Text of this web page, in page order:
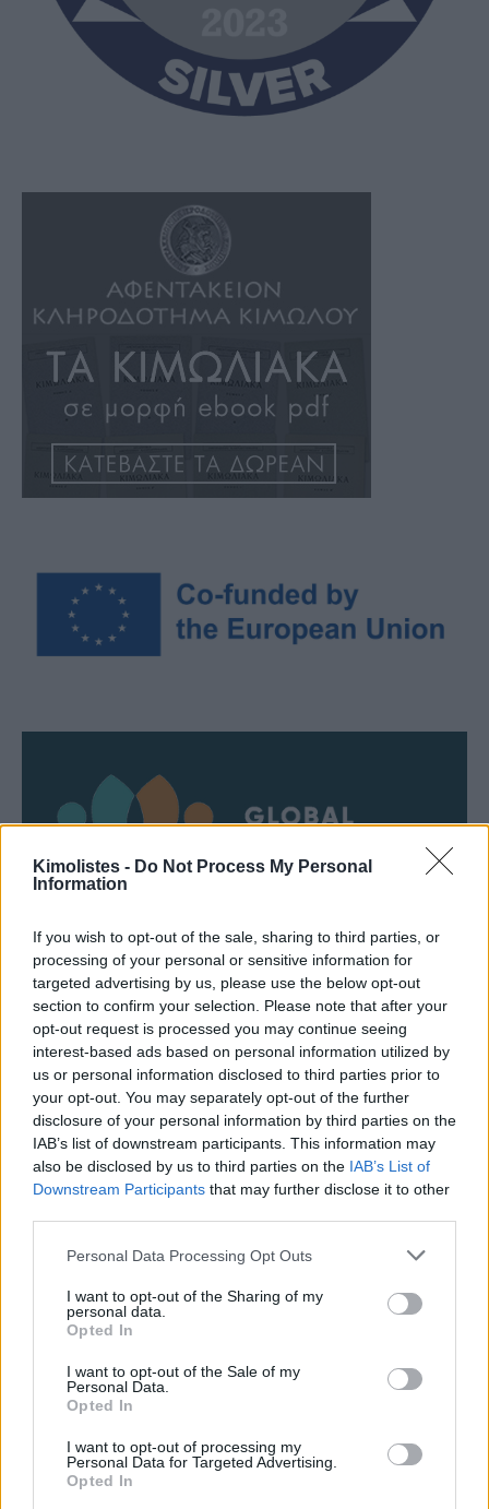
Kimolistes - Do Not Process My Personal
Information
If you wish to opt-out of the sale, sharing to third parties, or
processing of your personal or sensitive information for
targeted advertising by us, please use the below opt-out
section to confirm your selection. Please note that after your
opt-out request is processed you may continue seeing
interest-based ads based on personal information utilized by
us or personal information disclosed to third parties prior to
your opt-out. You may separately opt-out of the further
disclosure of your personal information by third parties on the
IAB’s list of downstream participants. This information may
also be disclosed by us to third parties on the IAB’s List of
Downstream Participants that may further disclose it to other
Please note that this website/app uses one or more Google
not limited to your visit or usage behaviour. You may click to
grant or deny consent to Google and its third-party tags to
use your data for below specified purposes in below Google
consent section.
Personal Data Processing Opt Outs
I want to opt-out of the Sharing of my
personal data.
Opted In
I want to opt-out of the Sale of my
Personal Data.
Opted In
I want to opt-out of processing my
Personal Data for Targeted Advertising.
Opted In
Kimolos Experience Festival